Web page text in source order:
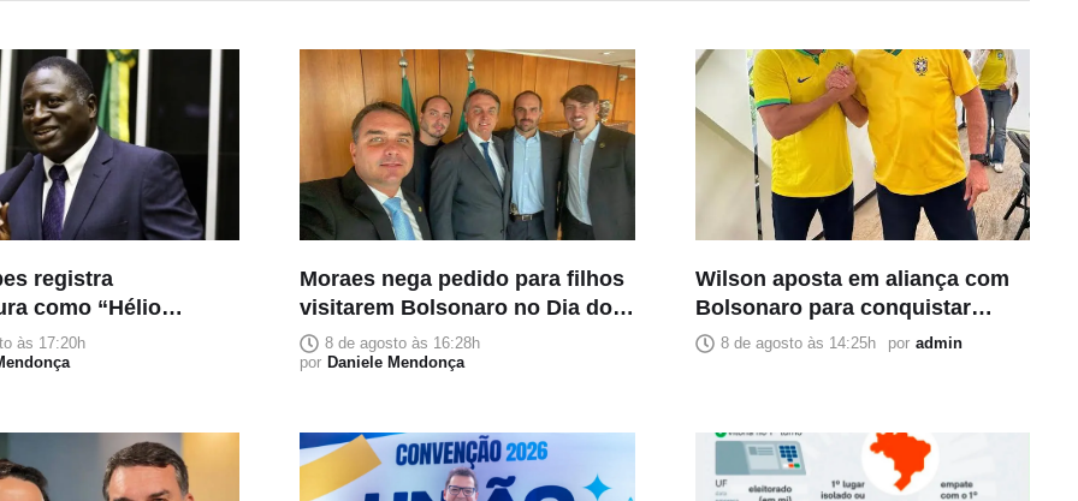
registra
como “Hélio
às 17:20h
Moraes nega pedido para filhos
visitarem Bolsonaro no Dia dos
Pais8 de agosto às 16:28h
por Daniele Mendonça
Wilson aposta em aliança com
Bolsonaro para conquistar
segundo voto da direita na
8 de agosto às 14:25h por admin